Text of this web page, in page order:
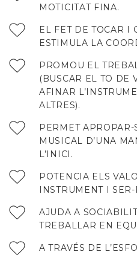
MOTICITAT FINA.
EL FET DE TOCAR I
ESTIMULA LA
PROMOU EL
(BUSCAR EL TO DE
AFINAR
ALTRES).
PERMET
MUSICAL D’UNA
L’INICI.
POTENCIA ELS
INSTRUMENT I
AJUDA A
TREBALLAR EN
A TRAVÉS DE